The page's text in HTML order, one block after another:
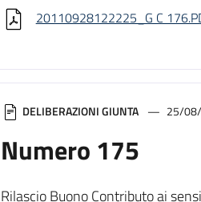
20110928122225_G C
DELIBERAZIONI GIUNTA 25/
Numero 175
Rilascio Buono Contributo ai